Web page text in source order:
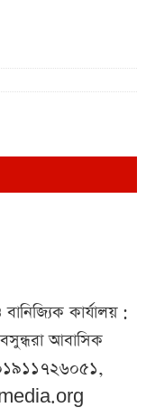
কার্যালয় :
আবাসিক